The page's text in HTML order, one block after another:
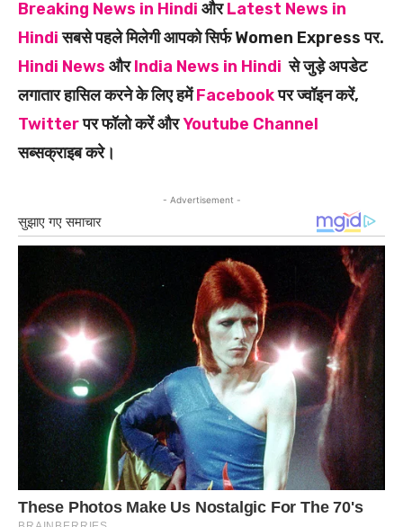
Breaking News in Hindi औरLatest News in
Hindiसबसे पहले मिलेगी आपको सिर्फ Women Express पर.
Hindi News औरIndia News in Hindi से जुड़े अपडेट
लगातार हासिल करने के लिए हमेंFacebookपर ज्वॉइन करें,
Twitterपर फॉलो करें औरYoutube Channel
सब्सक्राइब करे।
- Advertisement -